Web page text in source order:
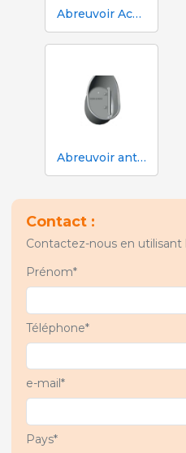
Abreuvoir Aco Funki pour truies Multi-Drinker MULTI
Abreuvoir anti-déversement Aco Funki Multi DRIK-O-MAT pour le sevrage et la finition avec truies
Contact :
Contactez-nous en utilisant
Prénom*
Téléphone*
e-mail*
Pays*